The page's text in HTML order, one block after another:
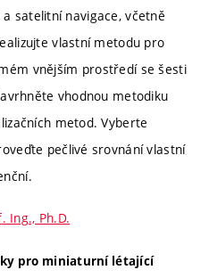
satelitní navigace, včetně
vlastní metodu pro
vnějším prostředí se šesti
vhodnou metodiku
metod. Vyberte
pečlivé srovnání vlastní
Ing., Ph.D.
pro miniaturní létající